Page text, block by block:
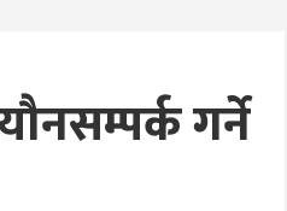
गर्ने